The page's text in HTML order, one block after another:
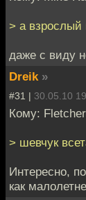
> а взрослый
даже с виду
Dreik »
#31 | 30.05.10
Кому:
> шевчук
Интересно,
как